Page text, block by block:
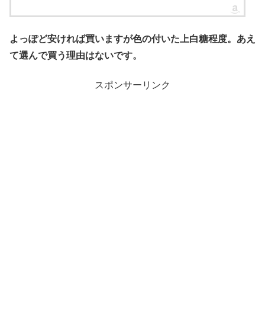
よっぽど安ければ買いますが色の付いた上白糖程度。あえ
て選んで買う理由はないです。
スポンサーリンク